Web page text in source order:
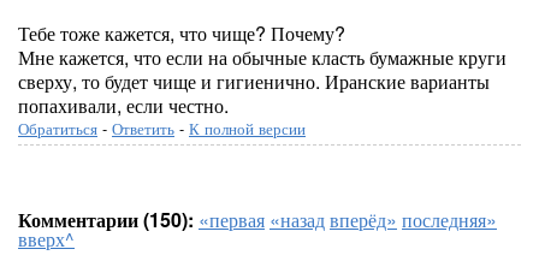
Тебе тоже кажется, что чище? Почему?
Мне кажется, что если на обычные класть бумажные круги
сверху, то будет чище и гигиенично. Иранские варианты
попахивали, если честно.
Обратиться - Ответить - К полной версии
Комментарии (150): «первая «назадвперёд» последняя»
вверх^